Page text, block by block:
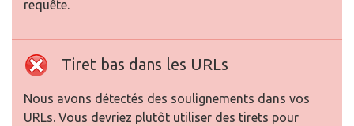
requête.
Tiret bas dans les URLs
Nous avons détectés des soulignements dans vos
URLs. Vous devriez plutôt utiliser des tirets pour